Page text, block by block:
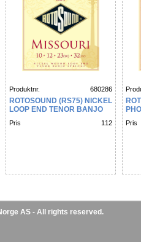
Produktnr. 680286
ROTOSOUND (RS75) NICKEL
LOOP END TENOR BANJO
Pris 112 Pris
AS - All rights reserved.